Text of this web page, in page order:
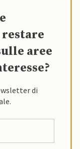
aree
di